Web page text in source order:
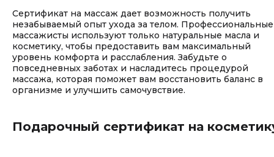
Сертификат на массаж дает возможность получить
незабываемый опыт ухода за телом. Профессиональные
массажисты используют только натуральные масла и
косметику, чтобы предоставить вам максимальный
уровень комфорта и расслабления. Забудьте о
повседневных заботах и насладитесь процедурой
массажа, которая поможет вам восстановить баланс в
организме и улучшить самочувствие.
Подарочный сертификат на